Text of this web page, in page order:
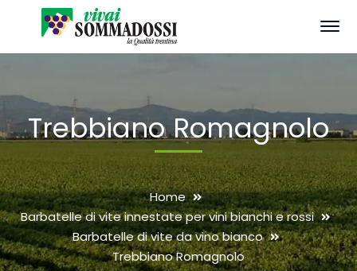
Trebbiano Romagnolo
Home
Barbatelle di vite innestate per vini bianchi e rossi
Barbatelle di vite da vino bianco
Trebbiano Romagnolo